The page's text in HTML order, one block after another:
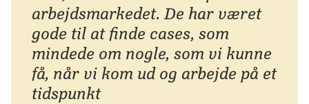
arbejdsmarkedet. De har været
gode til at finde cases, som
mindede om nogle, som vi kunne
få, når vi kom ud og arbejde på et
tidspunkt